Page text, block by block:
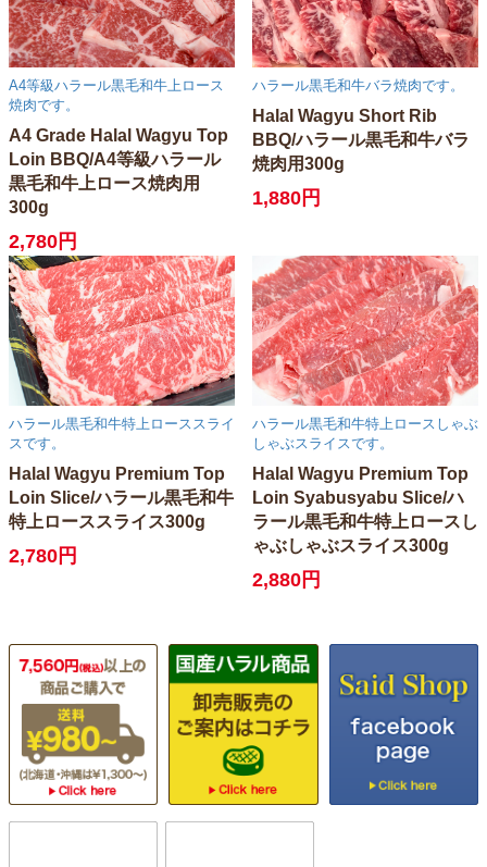
A4等級ハラール黒毛和牛上ロース
焼肉です。
A4 Grade Halal Wagyu Top
Loin BBQ/A4等級ハラール
黒毛和牛上ロース焼肉用
300g
2,780円
ハラール黒毛和牛バラ焼肉です。
Halal Wagyu Short Rib
BBQ/ハラール黒毛和牛バラ
焼肉用300g
1,880円
ハラール黒毛和牛特上ローススライ
スです。
Halal Wagyu Premium Top
Loin Slice/ハラール黒毛和牛
特上ローススライス300g
2,780円
ハラール黒毛和牛特上ロースしゃぶ
しゃぶスライスです。
Halal Wagyu Premium Top
Loin Syabusyabu Slice/ハ
ラール黒毛和牛特上ロースし
ゃぶしゃぶスライス300g
2,880円